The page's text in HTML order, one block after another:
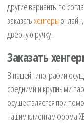
другие варианты по
заказатьхенгеры
дверную ручку.
Заказать
В нашей типографии
средними и крупными
осуществляется при
нашим клиентам форма